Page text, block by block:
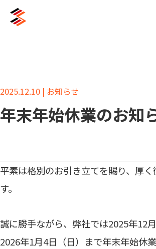
2025.12.10 | お知らせ
年末年始休業のお知
平素は格別のお引き立てを賜り、厚
す。
誠に勝手ながら、弊社では2025年12
2026年1月4日（日）まで年末年始休